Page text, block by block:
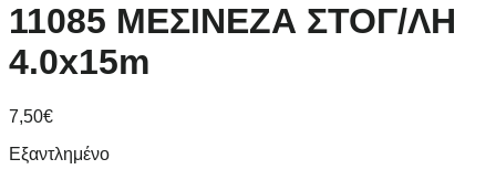
11085 ΜΕΣΙΝΕΖΑ ΣΤΟΓ/ΛΗ
4.0x15m
7,50€
Εξαντλημένο